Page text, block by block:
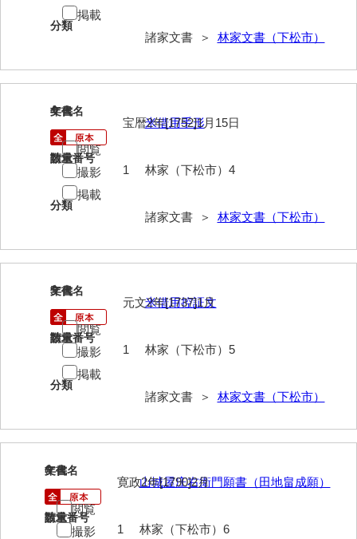
入江九一文書
岩崎家文書（秋芳町）
上田家文書（防府市）
上田家文書（横浜市）
上野竹逸文書
上松氏収集文書
内田家文書（豊中市）
内田家文書（防府市）
内田伸採拓史料
梅村明文書
浦家文書
分類
諸家文書 ＞ 林家文書（下松市）
掲載
4
文書名
米借用手形
請求番号
林家（下松市）4
分類
諸家文書 ＞ 林家文書（下松市）
年代
宝暦2年[1752]1月15日
数量
1
閲覧
撮影
掲載
5
文書名
米借用控証文
請求番号
林家（下松市）5
分類
諸家文書 ＞ 林家文書（下松市）
年代
元文2年[1737]1月
数量
1
閲覧
撮影
掲載
6
文書名
山城屋庄右衛門願書（田地畠成願）
請求番号
林家（下松市）6
年代
寛政2年[1790]2月
数量
1
閲覧
撮影